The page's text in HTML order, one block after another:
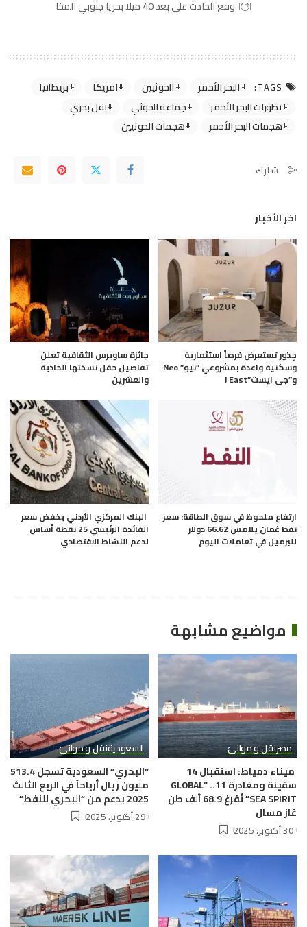
وقع الحادث على بعد 40 ميلا بحريا جنوبي المخا
TAGS: البحر الأحمر الحوثيين امريكا
بريطانيا
تطورات البحر الأحمر
جماعة الحوثي
نقل بحري
هجمات البحر الأحمر
هجمات الحوثيين
شارك
اخر الأخبار
چذور تستعرض فرصاً استثمارية
وسكنية واعدة بمشروعي “نيو” Neo
و”جى ايست”J East
جائزة ساويرس الثقافية تعلن
تفاصيل حفل نسختها الحادية
والعشرين
ارتفاع ملحوظ في سوق الطاقة: سعر
نفط عُمان يلامس 66.62 دولار
للبرميل في تعاملات اليوم
البنك المركزي الأردني يخفض سعر
الفائدة الرئيسي 25 نقطة أساس
لدعم النشاط الاقتصادي
مواضيع مشابهة
مصرنقل و موانئ
ميناء دمياط: استقبال 14
سفينة ومغادرة 11.. “GLOBAL
SEA SPIRIT” تُفرغ 68.9 ألف طن
غاز مسال
30 أكتوبر، 2025
السعوديةنقل و موانئ
“البحري” السعودية تسجل 513.4
مليون ريال أرباحاً في الربع الثالث
2025 بدعم من “البحري للنفط”
29 أكتوبر، 2025